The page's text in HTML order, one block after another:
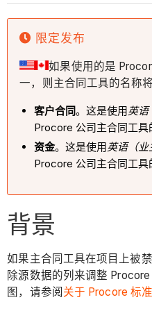
限定发布
如果使用的是
一，则主合同工具的名称
客户合同。这是使用英语
Procore 公司主合同工具
资金。这是使用英语（
Procore 公司主合同工具
背景
如果主合同工具在项目上被
除源数据的列来调整
图，请参阅 关于 Procore 标